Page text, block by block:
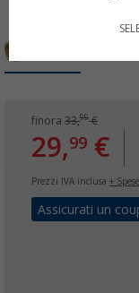
finora 33,99€
29,99 €
Prezzi IVA inclusa +
Assicurati un